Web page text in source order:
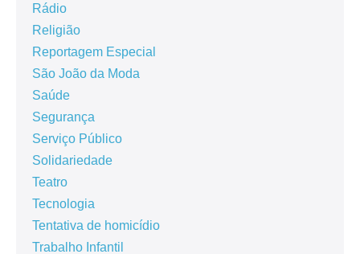
Rádio
Religião
Reportagem Especial
São João da Moda
Saúde
Segurança
Serviço Público
Solidariedade
Teatro
Tecnologia
Tentativa de homicídio
Trabalho Infantil